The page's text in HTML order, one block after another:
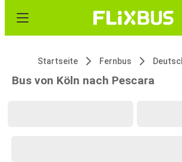
Startseite Fernbus
Bus von Köln nach Pescara